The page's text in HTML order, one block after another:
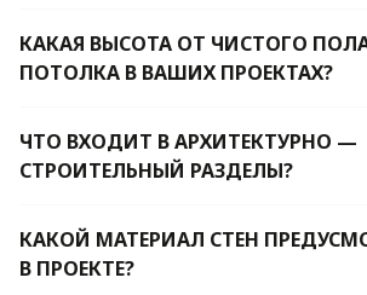
КАКАЯ ВЫСОТА ОТ ЧИСТОГО
ПОТОЛКА В ВАШИХ ПРОЕКТАХ?
ЧТО ВХОДИТ В АРХИТЕКТУРНО —
СТРОИТЕЛЬНЫЙ РАЗДЕЛЫ?
КАКОЙ МАТЕРИАЛ СТЕН
В ПРОЕКТЕ?